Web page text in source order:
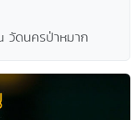
วัดนครป่าหมาก